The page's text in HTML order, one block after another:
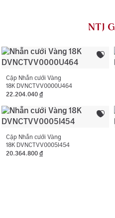
Hình dạng đá phụ:
NTJ có chính sách bảo hành
phép, chỉ áp dụng với trường
vàng.
NTJ
Cặp Nhẫn cưới Vàng
18K DVNCTVV0000U464
22.204.040 đ
Cặp Nhẫn cưới Vàng
18K DVNCTVV0005I454
20.364.800 đ